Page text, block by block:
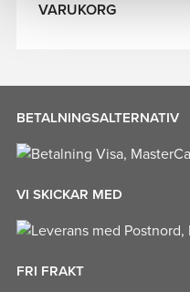
VARUKORG
BETALNINGSALTERNATIV
VI SKICKAR MED
FRI FRAKT